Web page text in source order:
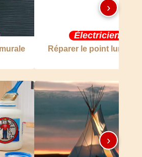
Électricien
Réparer le point
›
›